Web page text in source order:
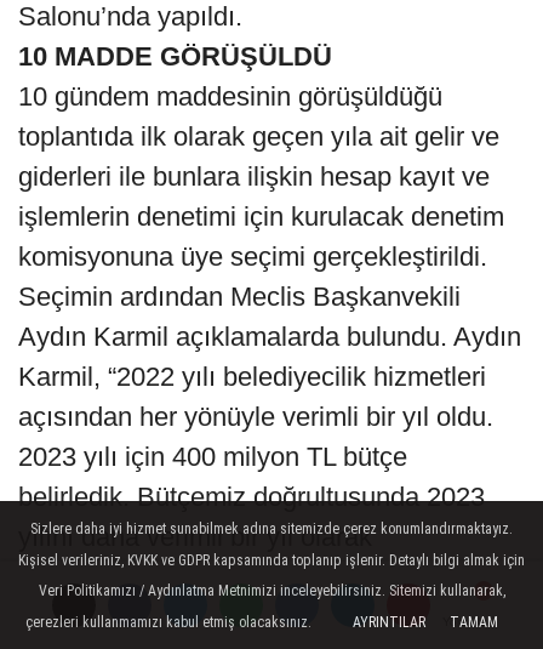
Yorumlar
Yorumlar
Yorumlar
Salonu’nda yapıldı.
10 MADDE GÖRÜŞÜLDÜ
10 gündem maddesinin görüşüldüğü
toplantıda ilk olarak geçen yıla ait gelir ve
giderleri ile bunlara ilişkin hesap kayıt ve
işlemlerin denetimi için kurulacak denetim
komisyonuna üye seçimi gerçekleştirildi.
Seçimin ardından Meclis Başkanvekili
Aydın Karmil açıklamalarda bulundu. Aydın
Karmil, “2022 yılı belediyecilik hizmetleri
açısından her yönüyle verimli bir yıl oldu.
2023 yılı için 400 milyon TL bütçe
belirledik. Bütçemiz doğrultusunda 2023
yılını daha verimli bir yıl olarak
geçireceğimizi ümit ediyor ve
çalışmalarımızı bu doğrultuda planlıyoruz.
Sizlere daha iyi hizmet sunabilmek adına sitemizde çerez konumlandırmaktayız.
Kişisel verileriniz, KVKK ve GDPR kapsamında toplanıp işlenir. Detaylı bilgi almak için
Veri Politikamızı / Aydınlatma Metnimizi inceleyebilirsiniz. Sitemizi kullanarak,
çerezleri kullanmamızı kabul etmiş olacaksınız.
AYRINTILAR TAMAM